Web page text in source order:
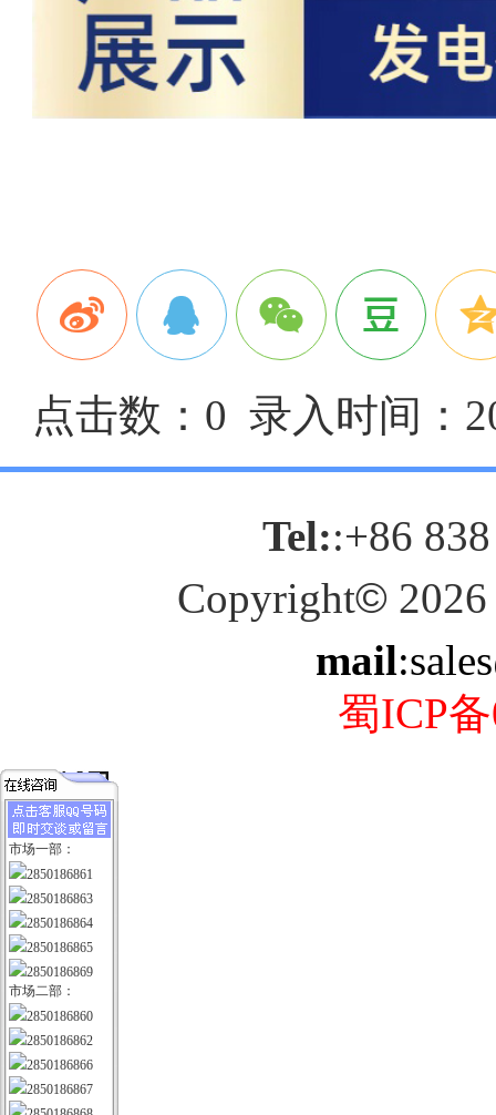
点击数：0 录入时间：
Tel::+86
Copyright© 2026
mail
蜀ICP
市场一部：
2850186861
2850186863
2850186864
2850186865
2850186869
市场二部：
2850186860
2850186862
2850186866
2850186867